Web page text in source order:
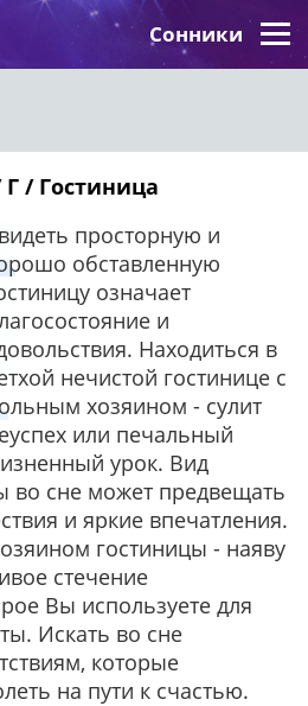
Сонники
/ Гостиница
просторную и
обставленную
означает
и
Находиться в
нечистой гостинице с
хозяином - сулит
или печальный
урок. Вид
во сне может предвещать
и яркие впечатления.
гостиницы - наяву
стечение
Вы используете для
Искать во сне
которые
на пути к счастью.